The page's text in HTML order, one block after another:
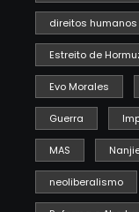
direitos humanos
Estreito de
Evo Morales
Guerra
MAS
neoliberalismo